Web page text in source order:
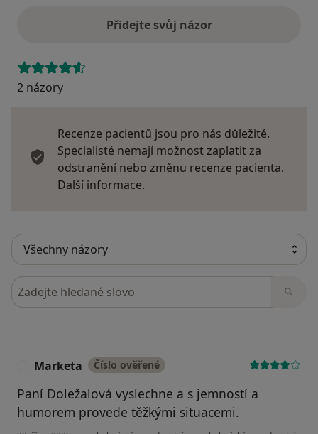
Přidejte svůj názor
2 názory
Recenze pacientů jsou pro nás důležité.
Specialisté nemají možnost zaplatit za
odstranění nebo změnu recenze pacienta.
Další informace.
Hledejte v názorech
Marketa Číslo ověřené
Paní Doležalová vyslechne a s jemností a
humorem provede těžkými situacemi.